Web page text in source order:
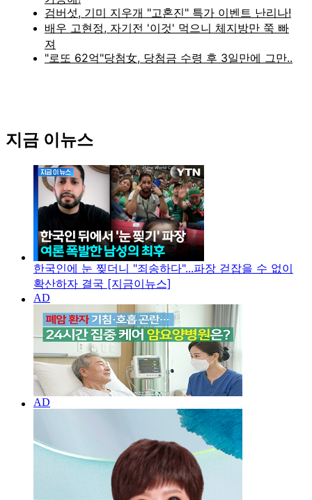
지금 이뉴스
한국인에 눈 찢더니 "죄송하다"...파장 걷잡을 수 없이
확산하자 결국 [지금이뉴스]